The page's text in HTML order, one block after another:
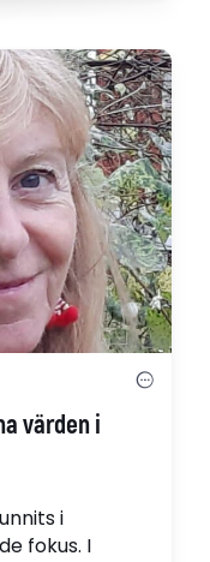
Bergqvist
värden i
i
fokus. I